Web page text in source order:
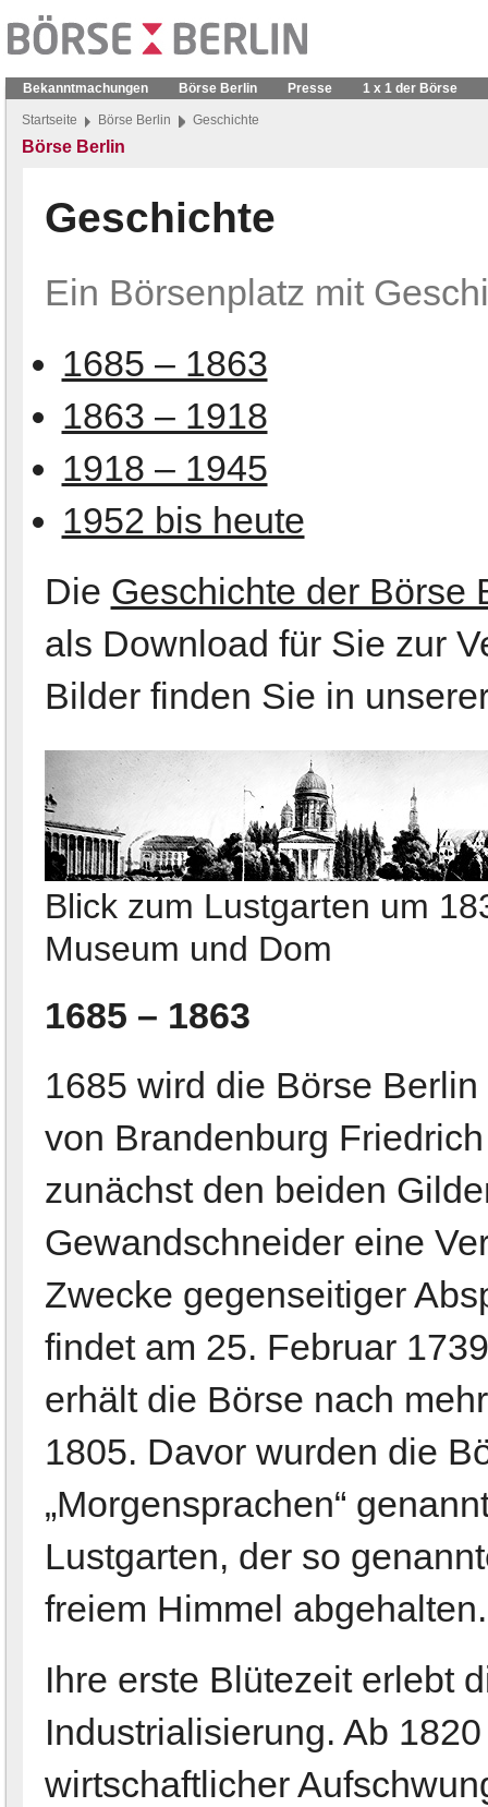
Bekanntmachungen Börse Berlin Presse 1 x 1 der Börse
Startseite Börse Berlin Geschichte
Börse Berlin
Geschichte
Ein Börsenplatz mit
1685 – 1863
1863 – 1918
1918 – 1945
1952 bis heute
Die Geschichte der Börse
als Download für Sie zur
Bilder finden Sie in
Blick zum Lustgarten um
Museum und Dom
1685 – 1863
1685 wird die Börse
von Brandenburg
zunächst den beiden
Gewandschneider eine
Zwecke gegenseitiger
findet am 25. Februar
erhält die Börse nach
1805. Davor wurden die
„Morgensprachen“
Lustgarten, der so
freiem Himmel abgehalten.
Ihre erste Blütezeit erlebt
Industrialisierung. Ab
wirtschaftlicher